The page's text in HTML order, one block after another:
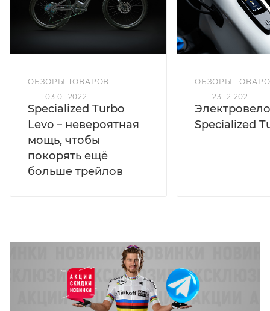
ОБЗОРЫ ТОВАРОВ
— 03.01.2022
Specialized Turbo
Levo – невероятная
мощь, чтобы
покорять ещё
больше трейлов
ОБЗОРЫ
— 23.12.2021
Specialized